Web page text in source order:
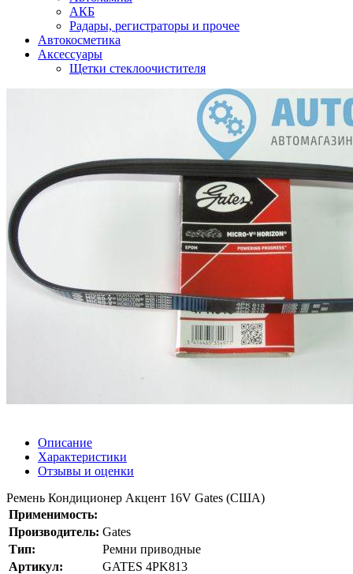
АКБ
Радары, регистраторы и прочее
Автокосметика
Аксессуары
Щетки стеклоочистителя
Описание
Характеристики
Отзывы и оценки
Ремень Кондиционер Акцент 16V Gates (США)
Применимость:
Производитель: Gates
Тип:
Ремни приводные
Артикул:
GATES 4PK813